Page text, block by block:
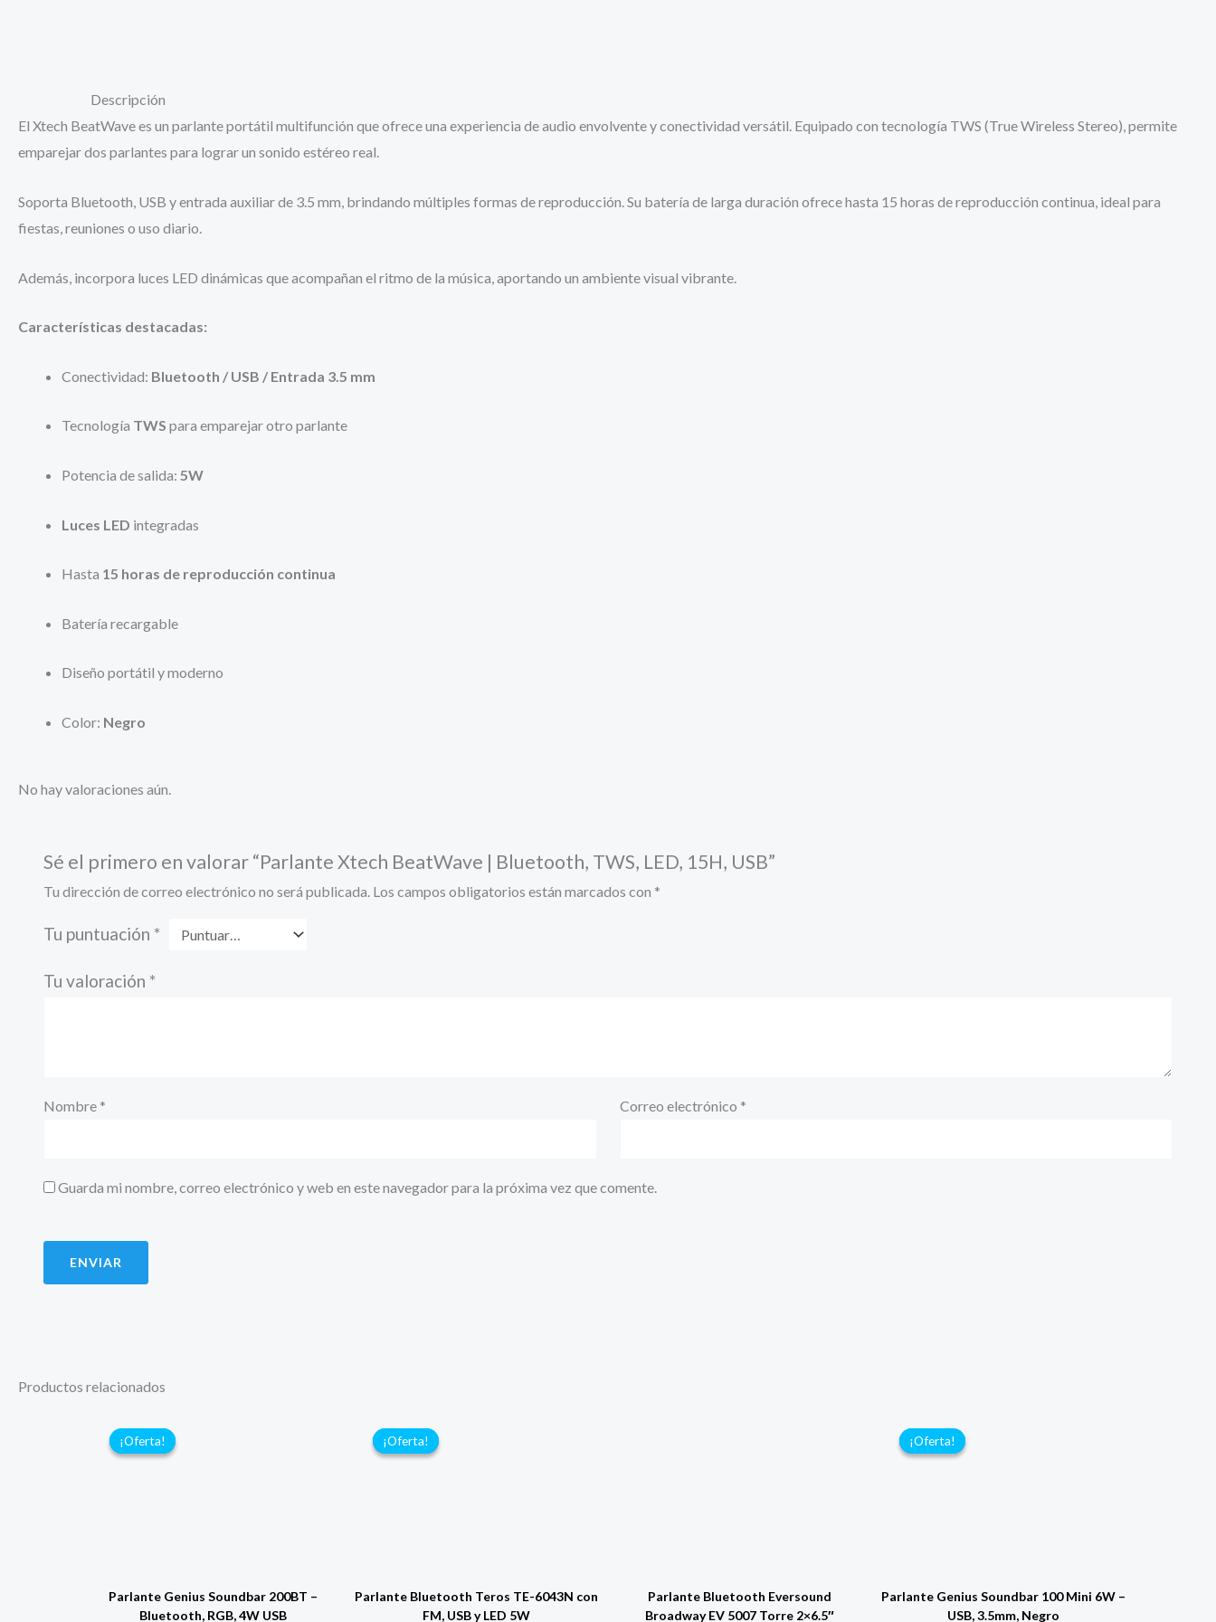
Descripción
El Xtech BeatWave es un parlante portátil multifunción que ofrece una experiencia de audio envolvente y conectividad versátil. Equipado con tecnología TWS (True Wireless Stereo), permite
emparejar dos parlantes para lograr un sonido estéreo real.
Soporta Bluetooth, USB y entrada auxiliar de 3.5 mm, brindando múltiples formas de reproducción. Su batería de larga duración ofrece hasta 15 horas de reproducción continua, ideal para
fiestas, reuniones o uso diario.
Además, incorpora luces LED dinámicas que acompañan el ritmo de la música, aportando un ambiente visual vibrante.
Características destacadas:
Conectividad: Bluetooth / USB / Entrada 3.5 mm
Tecnología TWS para emparejar otro parlante
Potencia de salida: 5W
Luces LED integradas
Hasta 15 horas de reproducción continua
Batería recargable
Diseño portátil y moderno
Color: Negro
No hay valoraciones aún.
Sé el primero en valorar “Parlante Xtech BeatWave | Bluetooth, TWS, LED, 15H, USB”
Tu dirección de correo electrónico no será publicada. Los campos obligatorios están marcados con *
Tu puntuación *
Tu valoración *
Nombre * Correo electrónico *
Guarda mi nombre, correo electrónico y web en este navegador para la próxima vez que comente.
Productos relacionados
¡Oferta!
¡Oferta!
Parlante Genius Soundbar 200BT –
Bluetooth, RGB, 4W USB
¡Oferta!
¡Oferta!
Parlante Bluetooth Teros TE-6043N con
FM, USB y LED 5W
Parlante Bluetooth Eversound
Broadway EV 5007 Torre 2×6.5″
¡Oferta!
¡Oferta!
Parlante Genius Soundbar 100 Mini 6W –
USB, 3.5mm, Negro